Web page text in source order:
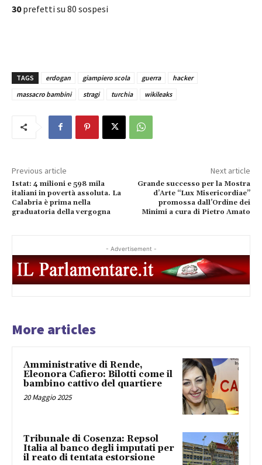
30prefetti su 80 sospesi
TAGS erdogan giampiero scola guerra
hacker
massacro bambini
stragi turchia wikileaks
Previous article
Istat: 4 milioni e 598 mila
italiani in povertà assoluta. La
Calabria è prima nella
graduatoria della vergogna
Next article
Grande successo per la Mostra
d’Arte “Lux Misericordiae”
promossa dall’Ordine dei
Minimi a cura di Pietro Amato
- Advertisement -
More articles
Amministrative di Rende,
Eleonora Cafiero: Bilotti come il
bambino cattivo del quartiere
20 Maggio 2025
Tribunale di Cosenza: Repsol
Italia al banco degli imputati per
il reato di tentata estorsione